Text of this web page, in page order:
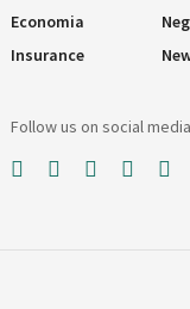
Economia
Insurance
Follow us on social media